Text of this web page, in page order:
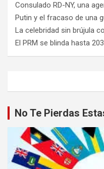
Consulado RD-NY, una
Putin y el fracaso de una
La celebridad sin brújula
El PRM se blinda hasta
No Te Pierdas